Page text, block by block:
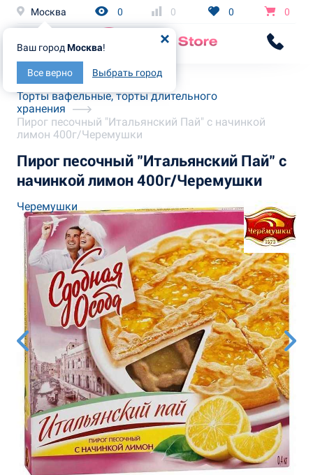
Москва
Ваш город Москва!
Все верно Выбрать город
0 0 0 0
Главная
Каталог
Торты вафельные, торты длительного
хранения
Пирог песочный "Итальянский Пай" с начинкой
лимон 400г/Черемушки
Пирог песочный "Итальянский Пай" с
начинкой лимон 400г/Черемушки
Черемушки